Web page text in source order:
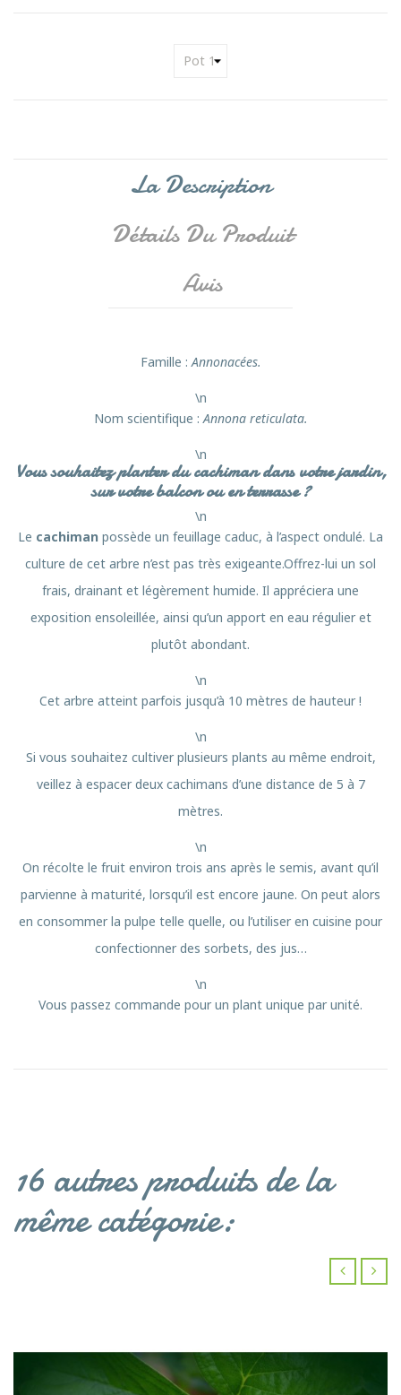
La Description
Détails Du Produit
Avis
Famille : Annonacées.
\n
Nom scientifique : Annona reticulata.
\n
Vous souhaitez planter du cachiman dans votre jardin,
sur votre balcon ou en terrasse ?
\n
Le cachiman possède un feuillage caduc, à l’aspect ondulé. La
culture de cet arbre n’est pas très exigeante.Offrez-lui un sol
frais, drainant et légèrement humide. Il appréciera une
exposition ensoleillée, ainsi qu’un apport en eau régulier et
plutôt abondant.
\n
Cet arbre atteint parfois jusqu’à 10 mètres de hauteur !
\n
Si vous souhaitez cultiver plusieurs plants au même endroit,
veillez à espacer deux cachimans d’une distance de 5 à 7
mètres.
\n
On récolte le fruit environ trois ans après le semis, avant qu’il
parvienne à maturité, lorsqu’il est encore jaune. On peut alors
en consommer la pulpe telle quelle, ou l’utiliser en cuisine pour
confectionner des sorbets, des jus…
\n
Vous passez commande pour un plant unique par unité.
16 autres produits de la
même catégorie: